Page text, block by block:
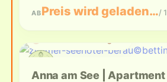
ABPreis wird geladen…/
Anna am See |